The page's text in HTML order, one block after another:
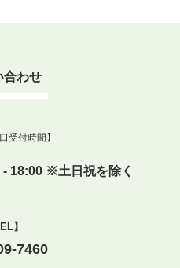
合わせ
受付時間】
18:00 ※土日祝を除く
】
7460